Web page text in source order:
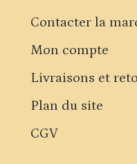
Contacter la
Mon compte
Livraisons et
Plan du site
CGV